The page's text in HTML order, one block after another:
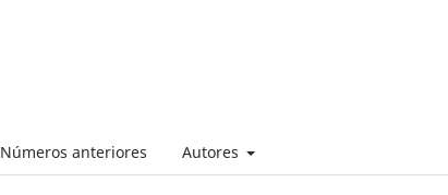
Números anteriores Autores